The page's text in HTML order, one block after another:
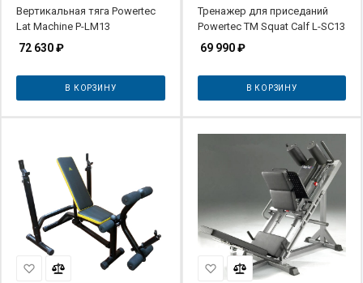
Вертикальная тяга Powertec
Lat Machine P-LM13
72 630₽
В КОРЗИНУ
Тренажер для приседаний
Powertec TM Squat Calf L-SC13
69 990₽
В КОРЗИНУ